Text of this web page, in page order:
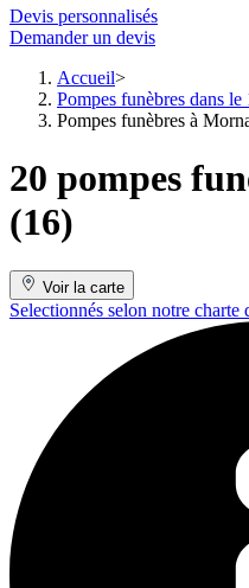
Devis personnalisés
Demander un devis
Accueil
Pompes funèbres dans le
Pompes funèbres à
20 pompes
(16)
Voir la carte
Selectionnés selon notre charte